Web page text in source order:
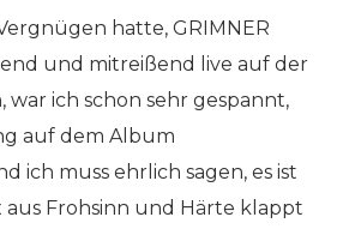
hatte, GRIMNER
und mitreißend live auf der
ich schon sehr gespannt,
auf dem Album
ich muss ehrlich sagen, es ist
aus Frohsinn und Härte klappt